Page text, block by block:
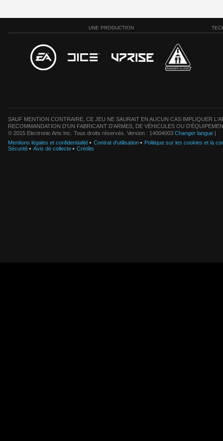
UNE PRODUCTION
SAUF MENTION CONTRAIRE, CE JEU NE SAURAIT EN AUCUN CAS IMPLIQUER
RECOMMANDATION D'UN FABRICANT D'ARMES, DE VÉHICULES OU
© 2015 Electronic Arts Inc. Tous droits réservés. Version : 14004003 Changer langue |
Mentions légales et confidentialité
Contrat d'utilisation
Politique sur les cookies et la
Sécurité
Avis de collecte Crédits